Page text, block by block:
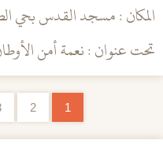
المكان : مسجد القدس بحي
تحت عنوان : نعمة أمن
تصفح الإدراجات
1
2